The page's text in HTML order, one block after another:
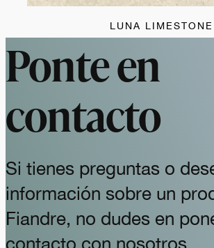
LUNA LIMESTONE
Ponte en
contacto
Si tienes preguntas o
información sobre un
Fiandre, no dudes en
contacto con nosotros.